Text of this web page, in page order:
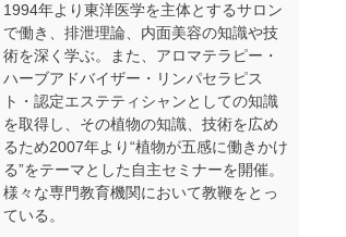
1994年より東洋医学を主体とするサロン
で働き、排泄理論、内面美容の知識や技
術を深く学ぶ。また、アロマテラピー・
ハーブアドバイザー・リンパセラピス
ト・認定エステティシャンとしての知識
を取得し、その植物の知識、技術を広め
るため2007年より“植物が五感に働きかけ
る”をテーマとした自主セミナーを開催。
様々な専門教育機関において教鞭をとっ
ている。